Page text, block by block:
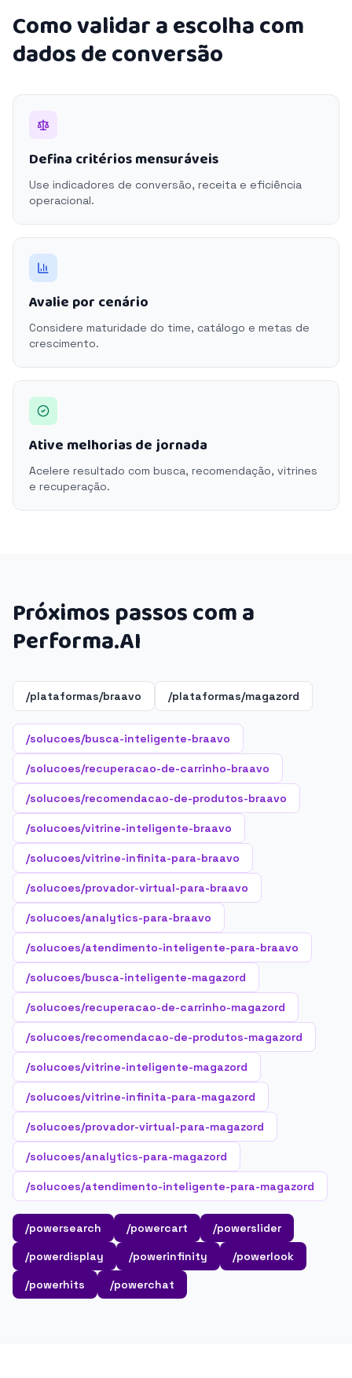
Como validar a escolha com
dados de conversão
Defina critérios mensuráveis
Use indicadores de conversão, receita e eficiência
operacional.
Avalie por cenário
Considere maturidade do time, catálogo e metas de
crescimento.
Ative melhorias de jornada
Acelere resultado com busca, recomendação, vitrines
e recuperação.
Próximos passos com a
Performa.AI
/plataformas/braavo /plataformas/magazord
/solucoes/busca-inteligente-braavo
/solucoes/recuperacao-de-carrinho-braavo
/solucoes/recomendacao-de-produtos-braavo
/solucoes/vitrine-inteligente-braavo
/solucoes/vitrine-infinita-para-braavo
/solucoes/provador-virtual-para-braavo
/solucoes/analytics-para-braavo
/solucoes/atendimento-inteligente-para-braavo
/solucoes/busca-inteligente-magazord
/solucoes/recuperacao-de-carrinho-magazord
/solucoes/recomendacao-de-produtos-magazord
/solucoes/vitrine-inteligente-magazord
/solucoes/vitrine-infinita-para-magazord
/solucoes/provador-virtual-para-magazord
/solucoes/analytics-para-magazord
/solucoes/atendimento-inteligente-para-magazord
/powersearch /powercart
/powerslider
/powerdisplay
/powerinfinity
/powerlook
/powerhits
/powerchat